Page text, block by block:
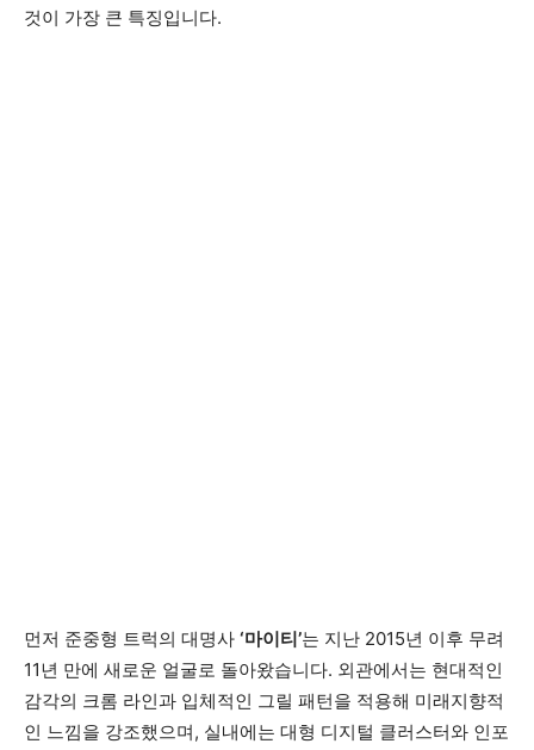
것이 가장 큰 특징입니다.
먼저 준중형 트럭의 대명사 ‘마이티’는 지난 2015년 이후 무려
11년 만에 새로운 얼굴로 돌아왔습니다. 외관에서는 현대적인
감각의 크롬 라인과 입체적인 그릴 패턴을 적용해 미래지향적
인 느낌을 강조했으며, 실내에는 대형 디지털 클러스터와 인포